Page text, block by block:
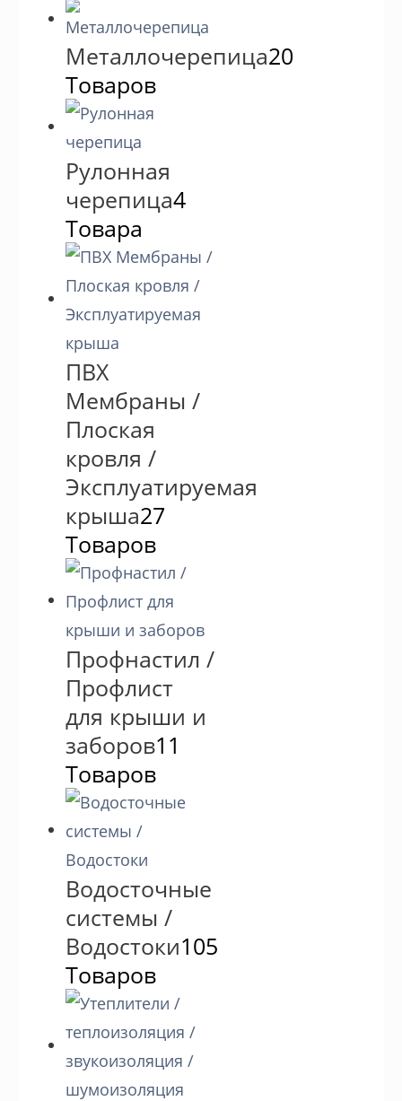
Металлочерепица20
Товаров
Рулонная
черепица4
Товара
ПВХ
Мембраны /
Плоская
кровля /
Эксплуатируемая
крыша27
Товаров
Профнастил /
Профлист
для крыши и
заборов11
Товаров
Водосточные
системы /
Водостоки105
Товаров